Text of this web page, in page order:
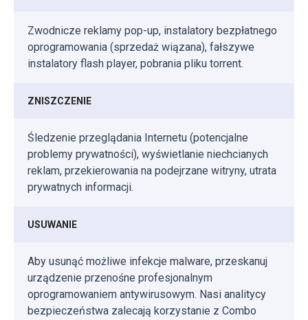
Zwodnicze reklamy pop-up, instalatory bezpłatnego
oprogramowania (sprzedaż wiązana), fałszywe
instalatory flash player, pobrania pliku torrent.
ZNISZCZENIE
Śledzenie przeglądania Internetu (potencjalne
problemy prywatności), wyświetlanie niechcianych
reklam, przekierowania na podejrzane witryny, utrata
prywatnych informacji.
USUWANIE
Aby usunąć możliwe infekcje malware, przeskanuj
urządzenie przenośne profesjonalnym
oprogramowaniem antywirusowym. Nasi analitycy
bezpieczeństwa zalecają korzystanie z Combo